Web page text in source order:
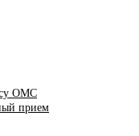
ОМС
прием